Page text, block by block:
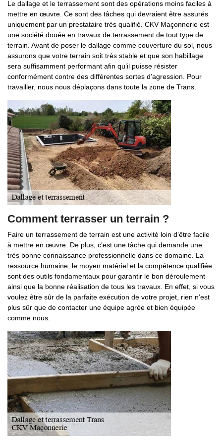
Le dallage et le terrassement sont des opérations moins faciles à
mettre en œuvre. Ce sont des tâches qui devraient être assurés
uniquement par un prestataire très qualifié. CKV Maçonnerie est
une société douée en travaux de terrassement de tout type de
terrain. Avant de poser le dallage comme couverture du sol, nous
assurons que votre terrain soit très stable et que son habillage
sera suffisamment performant afin qu’il puisse résister
conformément contre des différentes sortes d’agression. Pour
travailler, nous nous déplaçons dans toute la zone de Trans.
Comment terrasser un terrain ?
Faire un terrassement de terrain est une activité loin d’être facile
à mettre en œuvre. De plus, c’est une tâche qui demande une
très bonne connaissance professionnelle dans ce domaine. La
ressource humaine, le moyen matériel et la compétence qualifiée
sont des outils fondamentaux pour garantir le bon déroulement
ainsi que la bonne réalisation de tous les travaux. En effet, si vous
voulez être sûr de la parfaite exécution de votre projet, rien n’est
plus sûr que de contacter une équipe agrée et bien équipée
comme nous.